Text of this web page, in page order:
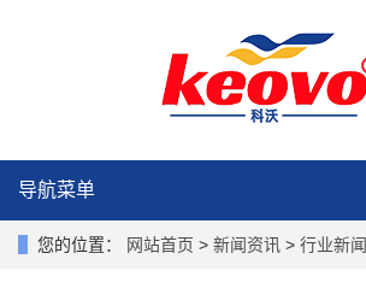
导航菜单
您的位置： 网站首页 > 新闻资讯 > 行业新闻